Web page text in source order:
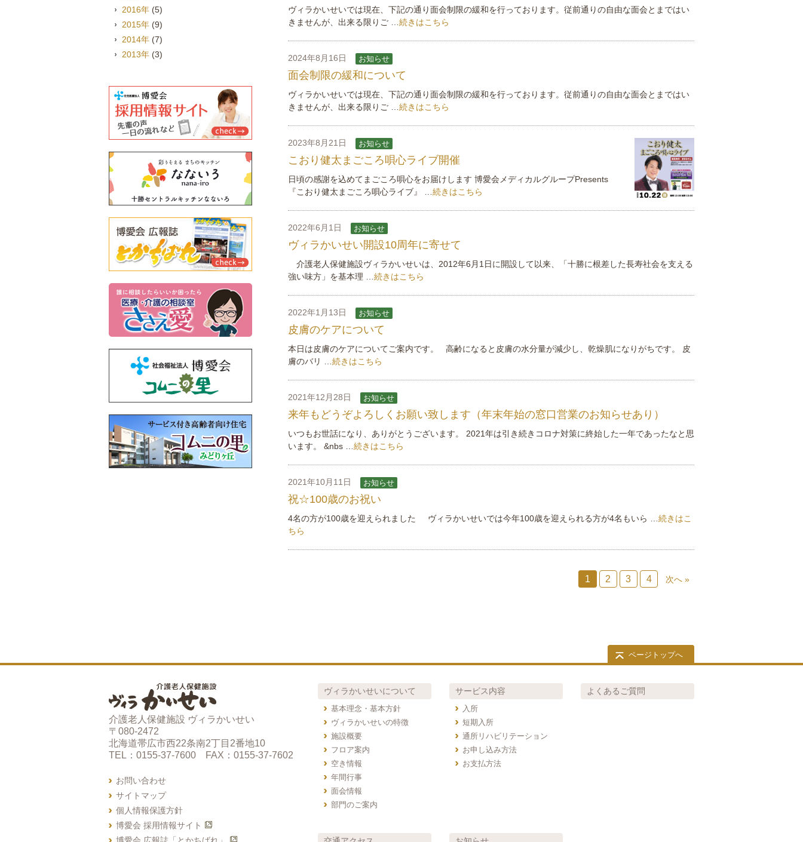
ヴィラかいせいでは現在、下記の通り面会制限の緩和を行っております。従前通りの自由な面会とまではい
きませんが、出来る限りご … 続きはこちら
2024年8月16日 お知らせ
面会制限の緩和について
ヴィラかいせいでは現在、下記の通り面会制限の緩和を行っております。従前通りの自由な面会とまではい
きませんが、出来る限りご … 続きはこちら
2023年8月21日 お知らせ
こおり健太まごころ唄心ライブ開催
日頃の感謝を込めてまごころ唄心をお届けします 博愛会メディカルグループPresents
『こおり健太まごころ唄心ライブ』 … 続きはこちら
2022年6月1日 お知らせ
ヴィラかいせい開設10周年に寄せて
介護老人保健施設ヴィラかいせいは、2012年6月1日に開設して以来、「十勝に根差した長寿社会を支える
強い味方」を基本理 … 続きはこちら
2022年1月13日 お知らせ
皮膚のケアについて
本日は皮膚のケアについてご案内です。 高齢になると皮膚の水分量が減少し、乾燥肌になりがちです。 皮
膚のバリ … 続きはこちら
2021年12月28日 お知らせ
来年もどうぞよろしくお願い致します（年末年始の窓口営業のお知らせあり）
いつもお世話になり、ありがとうございます。 2021年は引き続きコロナ対策に終始した一年であったなと思
います。 &nbs … 続きはこちら
2021年10月11日 お知らせ
祝☆100歳のお祝い
4名の方が100歳を迎えられました ヴィラかいせいでは今年100歳を迎えられる方が4名もいら … 続きはこ
ちら
1 2 3 4 次へ »
2016年 (5)
2015年 (9)
2014年 (7)
2013年 (3)
ページトップへ
介護老人保健施設 ヴィラかいせい
〒080-2472
北海道帯広市西22条南2丁目2番地10
TEL：0155-37-7600 FAX：0155-37-7602
お問い合わせ
サイトマップ
個人情報保護方針
博愛会 採用情報サイト
ヴィラかいせいについて
基本理念・基本方針
ヴィラかいせいの特徴
施設概要
フロア案内
空き情報
年間行事
面会情報
部門のご案内
サービス内容
入所
短期入所
通所リハビリテーション
お申し込み方法
お支払方法
よくあるご質問